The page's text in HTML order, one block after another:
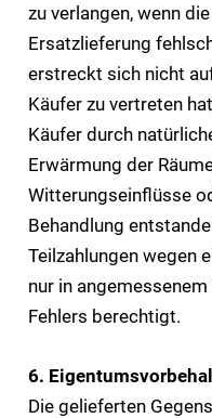
zu verlangen, wenn
Ersatzlieferung
erstreckt sich nicht
Käufer zu vertreten
Käufer durch
Erwärmung der
Witterungseinflüsse
Behandlung
Teilzahlungen wegen
nur in
Fehlers berechtigt.
6.
Die gelieferten